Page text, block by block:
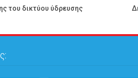
του δικτύου ύδρευσης